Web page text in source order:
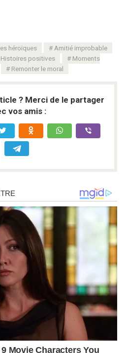
héroïques
Amitié improbable
Histoires positives
Moments
Remonter le moral
? Merci de le partager
vos amis :